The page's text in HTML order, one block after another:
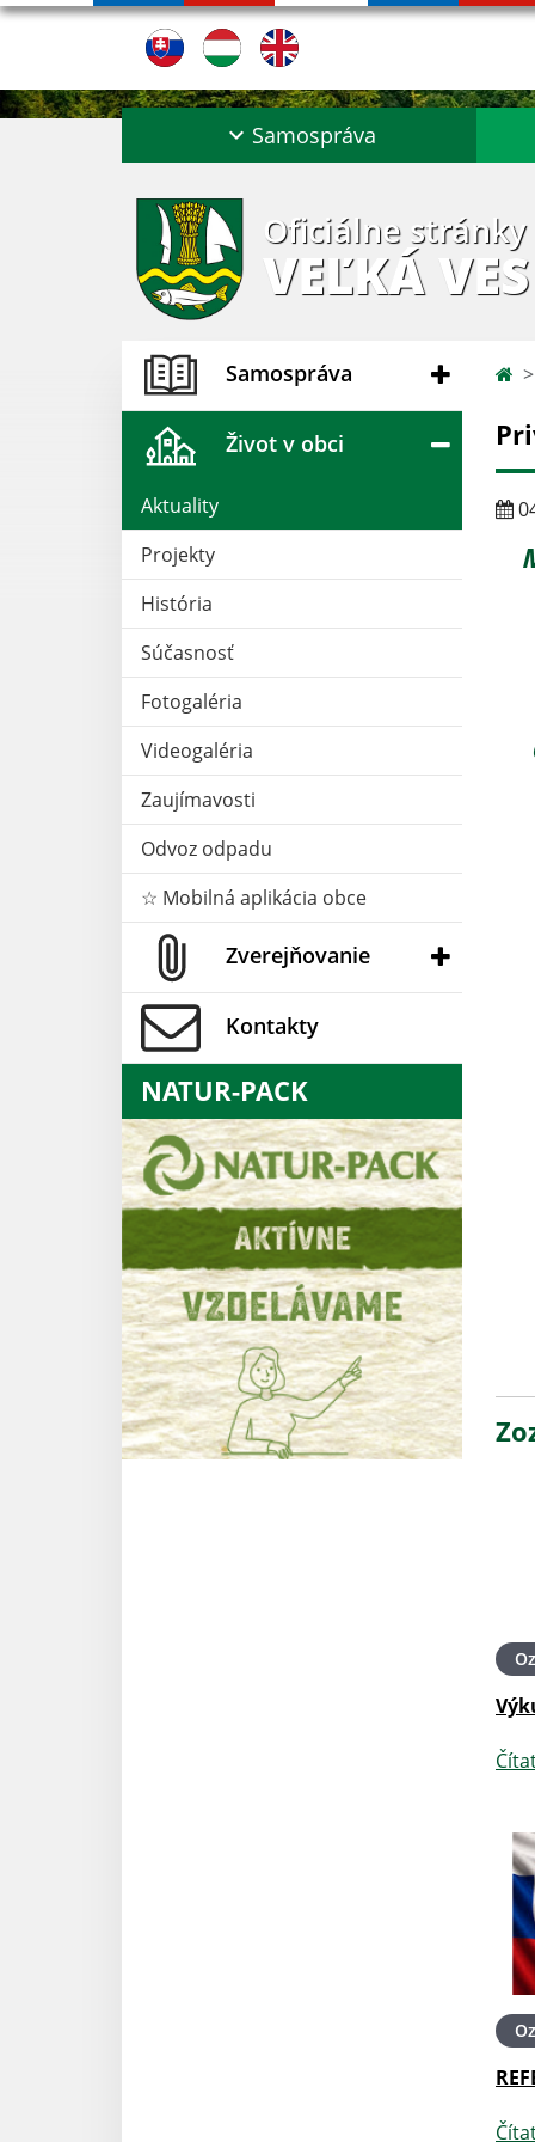
Samospráva
Oficiálne stránky
VEĽKÁ
Samospráva
Život v obci
Aktuality
Projekty
História
Súčasnosť
Fotogaléria
Videogaléria
Zaujímavosti
Odvoz odpadu
☆ Mobilná aplikácia obce
Zverejňovanie
Kontakty
NATUR-PACK